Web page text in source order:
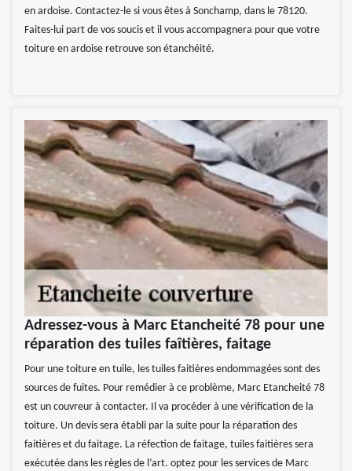
en ardoise. Contactez-le si vous êtes à Sonchamp, dans le 78120.
Faites-lui part de vos soucis et il vous accompagnera pour que votre
toiture en ardoise retrouve son étanchéité.
Adressez-vous à Marc Etancheité 78 pour une
réparation des tuiles faîtières, faitage
Pour une toiture en tuile, les tuiles faitières endommagées sont des
sources de fuites. Pour remédier à ce problème, Marc Etancheité 78
est un couvreur à contacter. Il va procéder à une vérification de la
toiture. Un devis sera établi par la suite pour la réparation des
faitières et du faitage. La réfection de faitage, tuiles faitières sera
exécutée dans les règles de l’art. optez pour les services de Marc